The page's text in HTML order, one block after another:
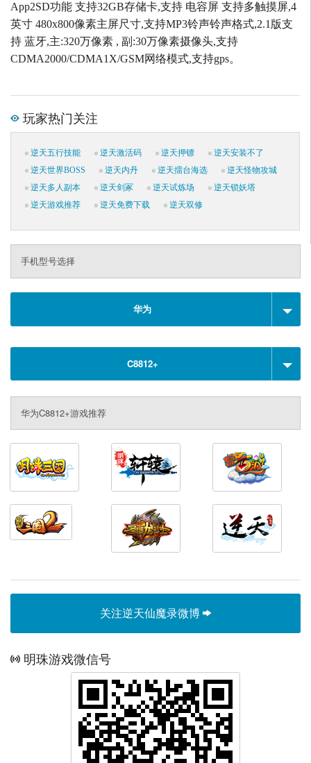
App2SD功能 支持32GB存储卡,支持 电容屏 支持多触摸屏,4
英寸 480x800像素主屏尺寸,支持MP3铃声铃声格式,2.1版支
持 蓝牙,主:320万像素 , 副:30万像素摄像头,支持
CDMA2000/CDMA1X/GSM网络模式,支持gps。
玩家热门关注
逆天五行技能 逆天激活码 逆天押镖
逆天安装不了
逆天世界BOSS
逆天内丹 逆天擂台海选
逆天怪物攻城
逆天多人副本
逆天剑冢 逆天试炼场
逆天锁妖塔
逆天游戏推荐
逆天免费下载 逆天双修
手机型号选择
华为
C8812+
华为C8812+游戏推荐
关注逆天仙魔录微博
明珠游戏微信号